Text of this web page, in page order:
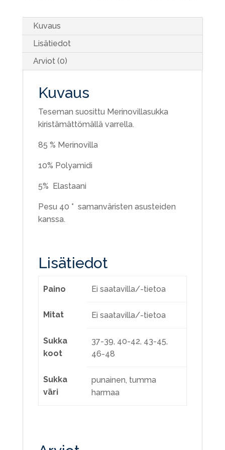
Kuvaus
Lisätiedot
Arviot (0)
Kuvaus
Teseman suosittu Merinovillasukka
kiristämättömällä varrella.
85 % Merinovilla
10% Polyamidi
5% Elastaani
Pesu 40 ° samanväristen asusteiden
kanssa.
Lisätiedot
Paino Ei saatavilla/-tietoa
Mitat Ei saatavilla/-tietoa
Sukka
koot
37-39, 40-42, 43-45,
46-48
Sukka
väri
punainen, tumma
harmaa